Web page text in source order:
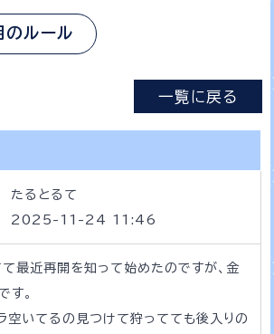
のルール
一覧に戻る
たるとるて
2025-11-24 11:46
最近再開を知って始めたのですが、金
す。
空いてるの見つけて狩ってても後入りの